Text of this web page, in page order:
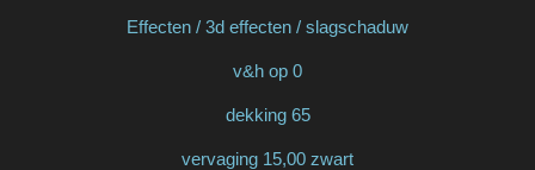
Effecten / 3d effecten / slagschaduw
v&h op 0
dekking 65
vervaging 15,00 zwart